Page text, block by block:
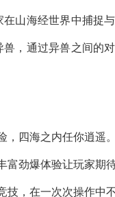
在山海经世界中捕捉
，通过异兽之间的
，四海之内任你逍遥。
富劲爆体验让玩家期待
，在一次次操作中